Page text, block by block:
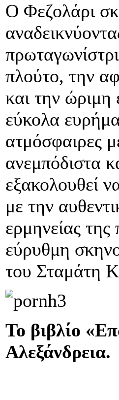
Ο Φεζολάρι
πλούτο, την
και την ώριμη
εύκολα
ατμόσφαιρες
ανεμπόδιστα
εξακολουθεί
με την
ερμηνείας
εύρυθμη
του Σταμάτη
Το βιβλίο
Αλεξάνδρεια.